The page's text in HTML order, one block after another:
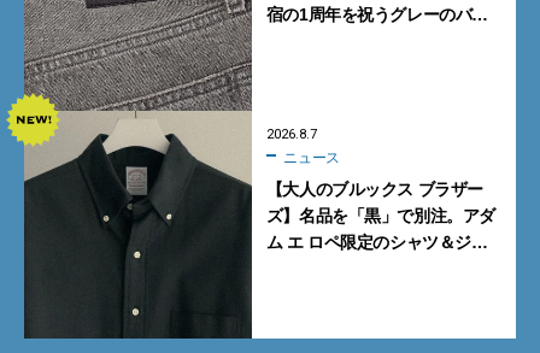
宿の1周年を祝うグレーのバ
2026.8.7
ニュース
【大人のブルックス ブラザー
ズ】名品を「黒」で別注。アダ
ム エ ロペ限定のシャツ＆ジャ